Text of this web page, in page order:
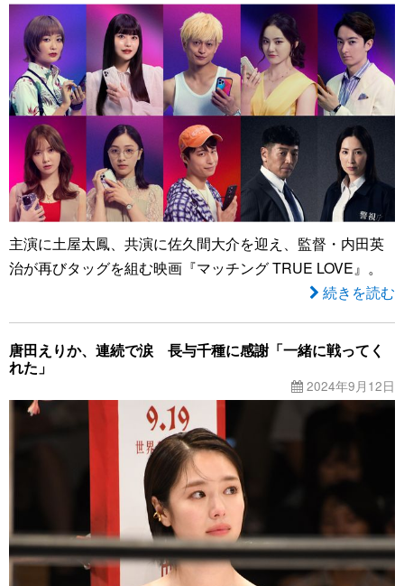
主演に土屋太鳳、共演に佐久間大介を迎え、監督・内田英
治が再びタッグを組む映画『マッチング TRUE LOVE』。
続きを読む
唐田えりか、連続で涙 長与千種に感謝「一緒に戦ってく
れた」
2024年9月12日